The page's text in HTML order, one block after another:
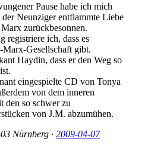
Pause habe ich mich
Neunziger entflammte Liebe
zurückbesonnen.
registriere ich, dass es
Marx-Gesellschaft gibt.
Haydin, dass er den Weg so
eingespielte CD von Tonya
von dem inneren
den so schwer zu
von J.M. abzumühen.
Nürnberg · 2009-04-07